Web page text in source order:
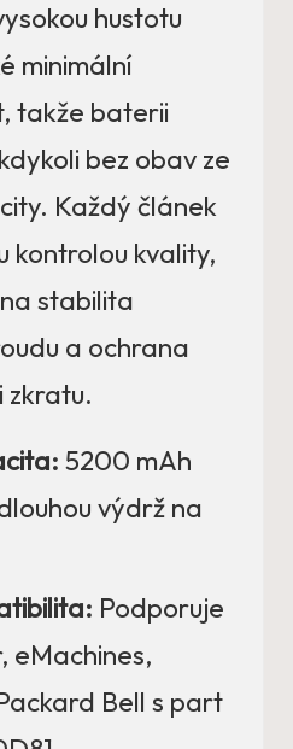
hustotu
minimální
takže baterii
bez obav ze
Každý článek
kontrolou kvality,
stabilita
a ochrana
zkratu.
5200 mAh
výdrž na
Podporuje
eMachines,
Bell s part